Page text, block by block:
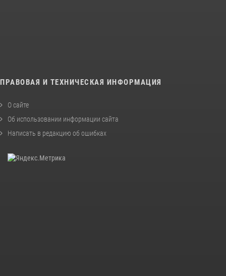
ПРАВОВАЯ И ТЕХНИЧЕСКАЯ ИНФОРМАЦИЯ
О сайте
Об использовании информации сайта
Написать в редакцию об ошибках